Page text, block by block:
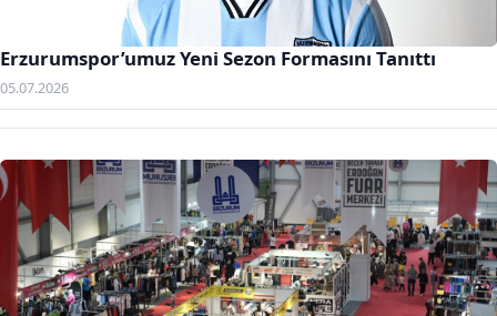
Erzurumspor’umuz Yeni Sezon Formasını Tanıttı
05.07.2026